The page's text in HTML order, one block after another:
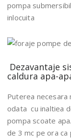
pompa
inlocuita
Dezavantaje
caldura apa-
Puterea
odata cu inaltiea
pompa scoate
de 3 mc pe ora ca